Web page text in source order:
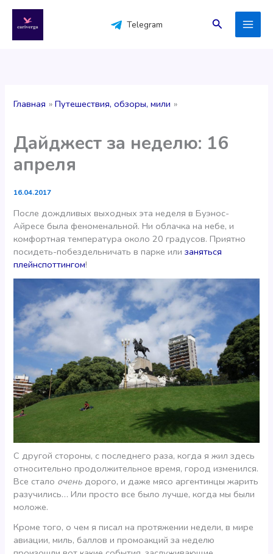
содержимому
Telegram Поиск
Главная Путешествия, обзоры, мили
Дайджест за неделю: 16
апреля
16.04.2017
После дождливых выходных эта неделя в Буэнос-
Айресе была феноменальной. Ни облачка на небе, и
комфортная температура около 20 градусов. Приятно
посидеть-побездельничать в парке илизаняться
плейнспоттингом!
C другой стороны, с последнего раза, когда я жил здесь
относительно продолжительное время, город изменился.
Все стало очень дорого, и даже мясо аргентинцы жарить
разучились… Или просто все было лучше, когда мы были
моложе.
Кроме того, о чем я писал на протяжении недели, в мире
авиации, миль, баллов и промоакций за неделю